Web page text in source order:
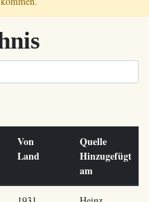
Von
Land
Quelle
Hinzugefügt
am